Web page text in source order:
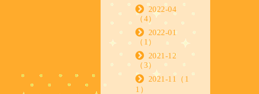
2022-04
（4）
2022-01
（1）
2021-12
（3）
2021-11（1
1）